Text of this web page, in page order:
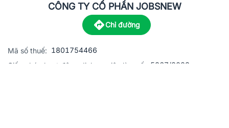
CÔNG TY CỔ PHẦN JOBSNEW
Chỉ đường
Mã số thuế: 1801754466
Giấy phép hoạt động dịch vụ việc làm số:
5867/2023